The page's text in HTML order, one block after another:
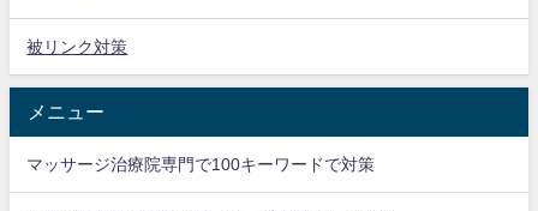
被リンク対策
メニュー
マッサージ治療院専門で100キーワードで対策